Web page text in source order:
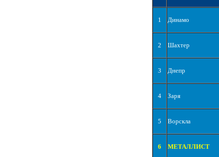
1 Динамо
2 Шахтер
3 Днепр
4 Заря
5 Ворскла
6 МЕТАЛЛИСТ